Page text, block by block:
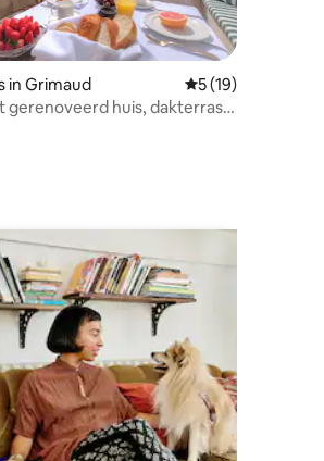
van 4,96 uit 5, 96 recensies
in Grimaud Gemiddelde
5 (19)
gerenoveerd huis, dakterras